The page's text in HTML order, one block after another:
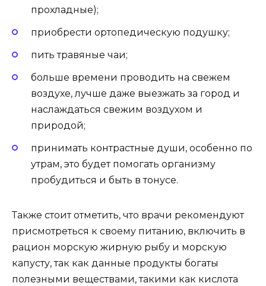
прохладные);
приобрести ортопедическую подушку;
пить травяные чаи;
больше времени проводить на свежем
воздухе, лучше даже выезжать за город и
наслаждаться свежим воздухом и
природой;
принимать контрастные души, особенно по
утрам, это будет помогать организму
пробудиться и быть в тонусе.
Также стоит отметить, что врачи рекомендуют
присмотреться к своему питанию, включить в
рацион морскую жирную рыбу и морскую
капусту, так как данные продукты богаты
полезными веществами, такими как кислота